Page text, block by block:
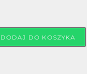
DODAJ DO KOSZYKA